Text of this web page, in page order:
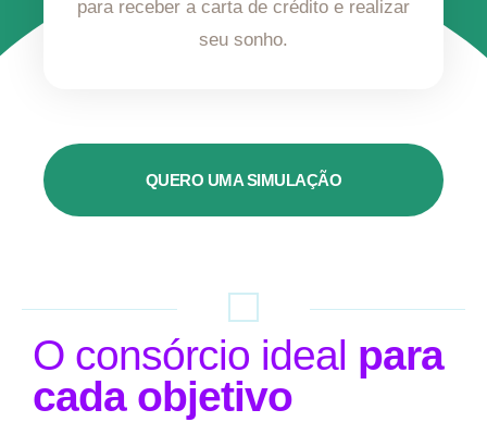
para receber a carta de crédito e realizar
seu sonho.
QUERO UMA SIMULAÇÃO
O consórcio ideal para
cada objetivo